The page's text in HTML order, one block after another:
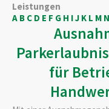
Leistungen
A B C D E F G H IJ K L M N
für